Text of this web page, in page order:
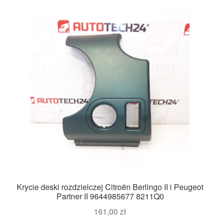
Krycie deski rozdzielczej Citroën Berlingo II i Peugeot
Partner II 9644985677 8211Q0
161,00 zł